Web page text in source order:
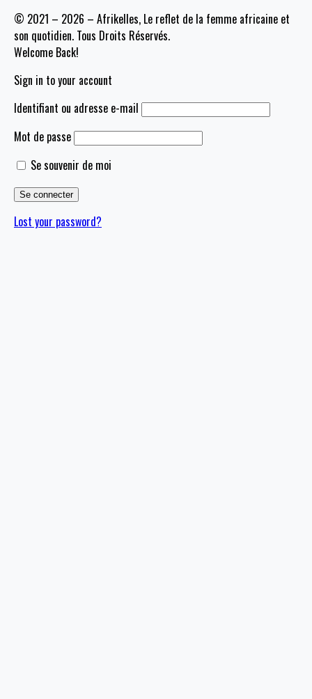
© 2021 – 2026 – Afrikelles, Le reflet de la femme africaine et
son quotidien. Tous Droits Réservés.
Welcome Back!
Sign in to your account
Identifiant ou adresse e-mail
Mot de passe
Se souvenir de moi
Lost your password?